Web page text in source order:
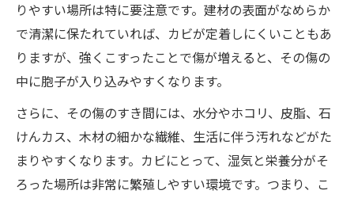
りやすい場所は特に要注意です。建材の表面がなめらか
で清潔に保たれていれば、カビが定着しにくいこともあ
りますが、強くこすったことで傷が増えると、その傷の
中に胞子が入り込みやすくなります。
さらに、その傷のすき間には、水分やホコリ、皮脂、石
けんカス、木材の細かな繊維、生活に伴う汚れなどがた
まりやすくなります。カビにとって、湿気と栄養分がそ
ろった場所は非常に繁殖しやすい環境です。つまり、こ